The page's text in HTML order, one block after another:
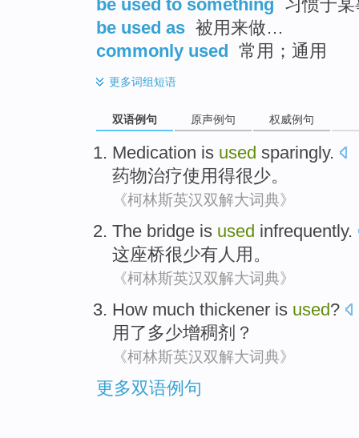
be used to something 习惯于某
be used as 被用来做…
commonly used 常用；通用
更多词组短语
双语例句 原声例句 权威例句
Medication is used sparingly.
药物治疗使用得很少。
《柯林斯英汉双解大词典》
The bridge is used infrequently.
这座桥很少有人 用 。
《柯林斯英汉双解大词典》
How much thickener is used?
用 了 多少增稠剂？
《柯林斯英汉双解大词典》
更多双语例句